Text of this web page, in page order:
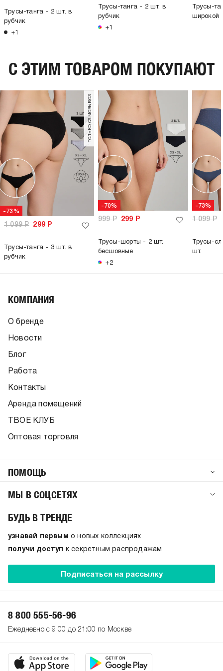
Трусы-танга - 2 шт. в
рубчик
+1
Трусы-танга - 2 шт. в
рубчик
+1
Трусы-
широкой
C ЭТИМ ТОВАРОМ ПОКУПАЮТ
-73%
только самовывоз
1 099Р 299 Р
Трусы-танга - 3 шт. в
рубчик
-70%
999Р 299 Р
Трусы-шорты - 2 шт.
бесшовные
+2
-73%
1 099Р
Трусы-
шт.
КОМПАНИЯ
О бренде
Новости
Блог
Работа
Контакты
Аренда помещений
ТВОЕ КЛУБ
Оптовая торговля
ПОМОЩЬ
МЫ В СОЦСЕТЯХ
БУДЬ В ТРЕНДЕ
узнавай первым о новых коллекциях
получи доступ
к секретным распродажам
Подписаться на рассылку
8 800 555-56-96
Ежедневно с 9:00 до 21:00 по Москве